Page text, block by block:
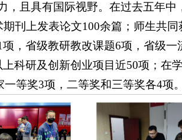
，且具有国际视野。在过去五年
刊上发表论文100余篇；师生共
，省级教研教改课题6项，省级
科研及创新创业项目近50项；在
等奖3项，二等奖和三等奖各4项。